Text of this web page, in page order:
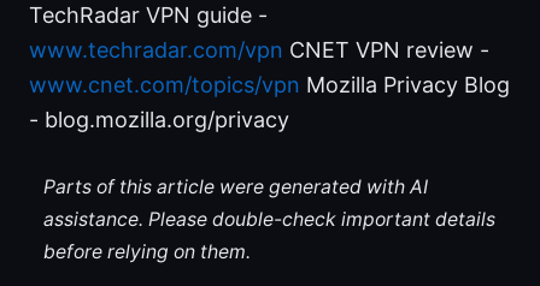
TechRadar VPN guide -
www.techradar.com/vpn CNET VPN review -
www.cnet.com/topics/vpn Mozilla Privacy Blog
- blog.mozilla.org/privacy
Parts of this article were generated with AI
assistance. Please double-check important details
before relying on them.